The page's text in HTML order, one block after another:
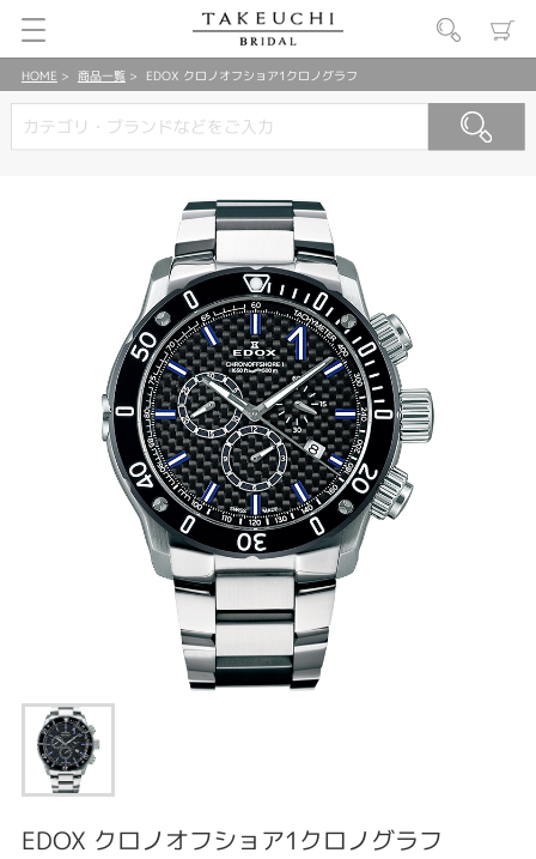
HOME 商品一覧 EDOX クロノオフショア1クロノグラフ
EDOX クロノオフショア1クロノグラフ